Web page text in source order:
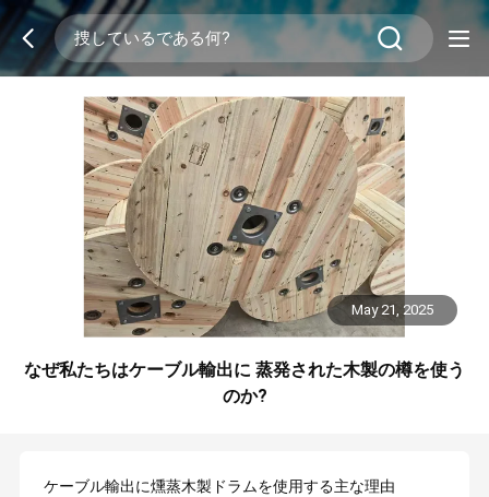
May 21, 2025
なぜ私たちはケーブル輸出に 蒸発された木製の樽を使う
のか?
ケーブル輸出に燻蒸木製ドラムを使用する主な理由